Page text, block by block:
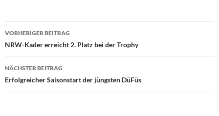
Beitragsnavigation
VORHERIGER BEITRAG
NRW-Kader erreicht 2. Platz bei der Trophy
NÄCHSTER BEITRAG
Erfolgreicher Saisonstart der jüngsten DüFüs